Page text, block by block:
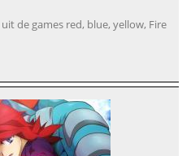
de games red, blue, yellow, Fire